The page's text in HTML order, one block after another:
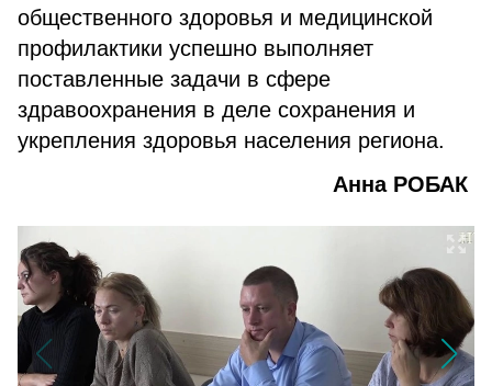
общественного здоровья и медицинской
профилактики успешно выполняет
поставленные задачи в сфере
здравоохранения в деле сохранения и
укрепления здоровья населения региона.
Анна РОБАК